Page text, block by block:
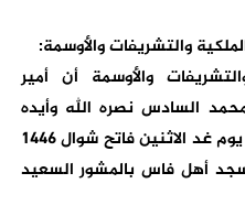
والتشريفات والأوسمة:
والأوسمة أن أمير
السادس نصره الله وأيده
سيؤدي صلاة عيد الفطر المبارك، يوم غد الاثنين فاتح شوال 1446
مارس 2025 م، بمسجد أهل فاس بالمشور السعيد